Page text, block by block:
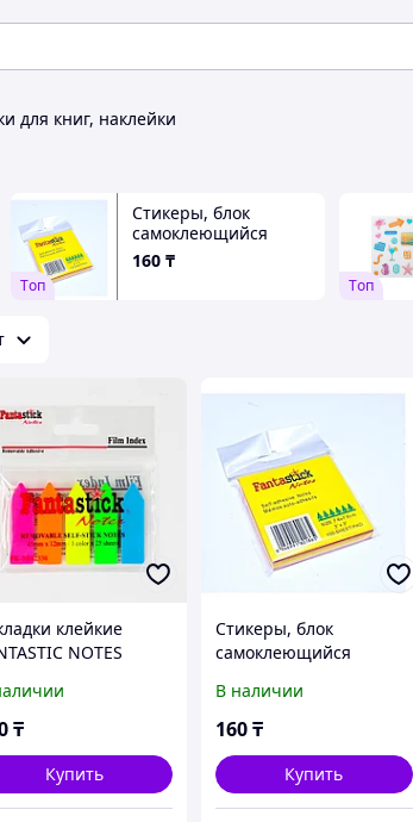
для книг, наклейки
Tоп
Стикеры, блок
самоклеющийся
Fantastick Notes,
размер 7.6×7.6, 100
160 ₸
Tоп
клейкие
NOTES
₸
Купить
Стикеры, блок
самоклеющийся
размер 7.6×7.6, 100
штук в упаковке
В наличии
160₸
Купить